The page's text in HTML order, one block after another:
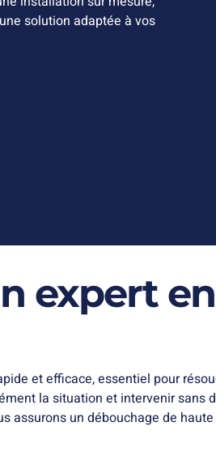
solution adaptée à vos
expert
et efficace, essentiel pour
la situation et intervenir
assurons un débouchage de